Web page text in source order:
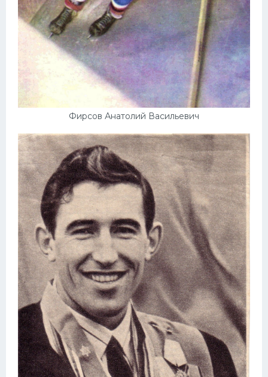
Фирсов Анатолий Васильевич